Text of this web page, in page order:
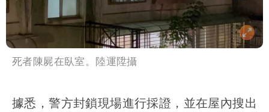
死者陳屍在臥室。陸運陞攝
據悉，警方封鎖現場進行採證，並在屋內搜出